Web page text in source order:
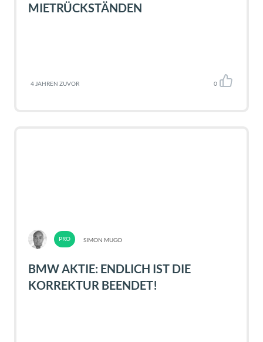
MIETRÜCKSTÄNDEN
4 JAHREN ZUVOR 0
SIMON MUGO
BMW AKTIE: ENDLICH IST DIE
KORREKTUR BEENDET!